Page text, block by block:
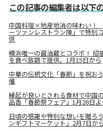
この記事の編集者は以下
中国料理×地産地消の味わい！
ーツァンレストラン陳」で特別
供
横浜唯一の醤油蔵とコラボ！ 招
を食べ放題で提供。1月15日から
中華の伝統文化「春節」を祝お
催
縁起が良いとされる食材で中国
品香「春節祭フェア」1月28日
日頃の感謝や特別な想いを贈ろ
ンギフトマーケット」2月7日か